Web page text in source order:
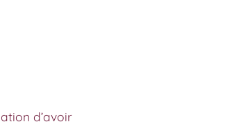
d’avoir